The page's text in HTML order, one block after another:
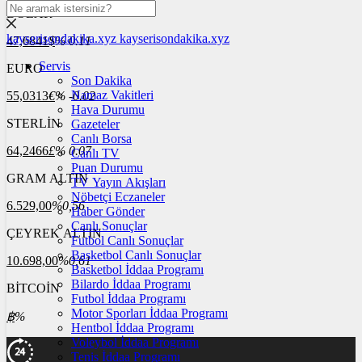
DOLAR
47,6841$% 0.11
EURO
55,0313€% -0.02
STERLİN
64,2466£% 0.07
GRAM ALTIN
6.529,00%0,56
ÇEYREK ALTIN
10.698,00%0,61
BİTCOİN
฿%
kayserisondakika.xyz kayserisondakika.xyz
Servis
Son Dakika
Namaz Vakitleri
Hava Durumu
Gazeteler
Canlı Borsa
Canlı TV
Puan Durumu
TV Yayın Akışları
Nöbetçi Eczaneler
Haber Gönder
Canlı Sonuçlar
Futbol Canlı Sonuçlar
Basketbol Canlı Sonuçlar
Basketbol İddaa Programı
Bilardo İddaa Programı
Futbol İddaa Programı
Motor Sporları İddaa Programı
Hentbol İddaa Programı
Voleybol İddaa Programı
Tenis İddaa Programı